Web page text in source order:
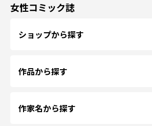
女性コミック誌
ショップから探す
作品から探す
作家名から探す